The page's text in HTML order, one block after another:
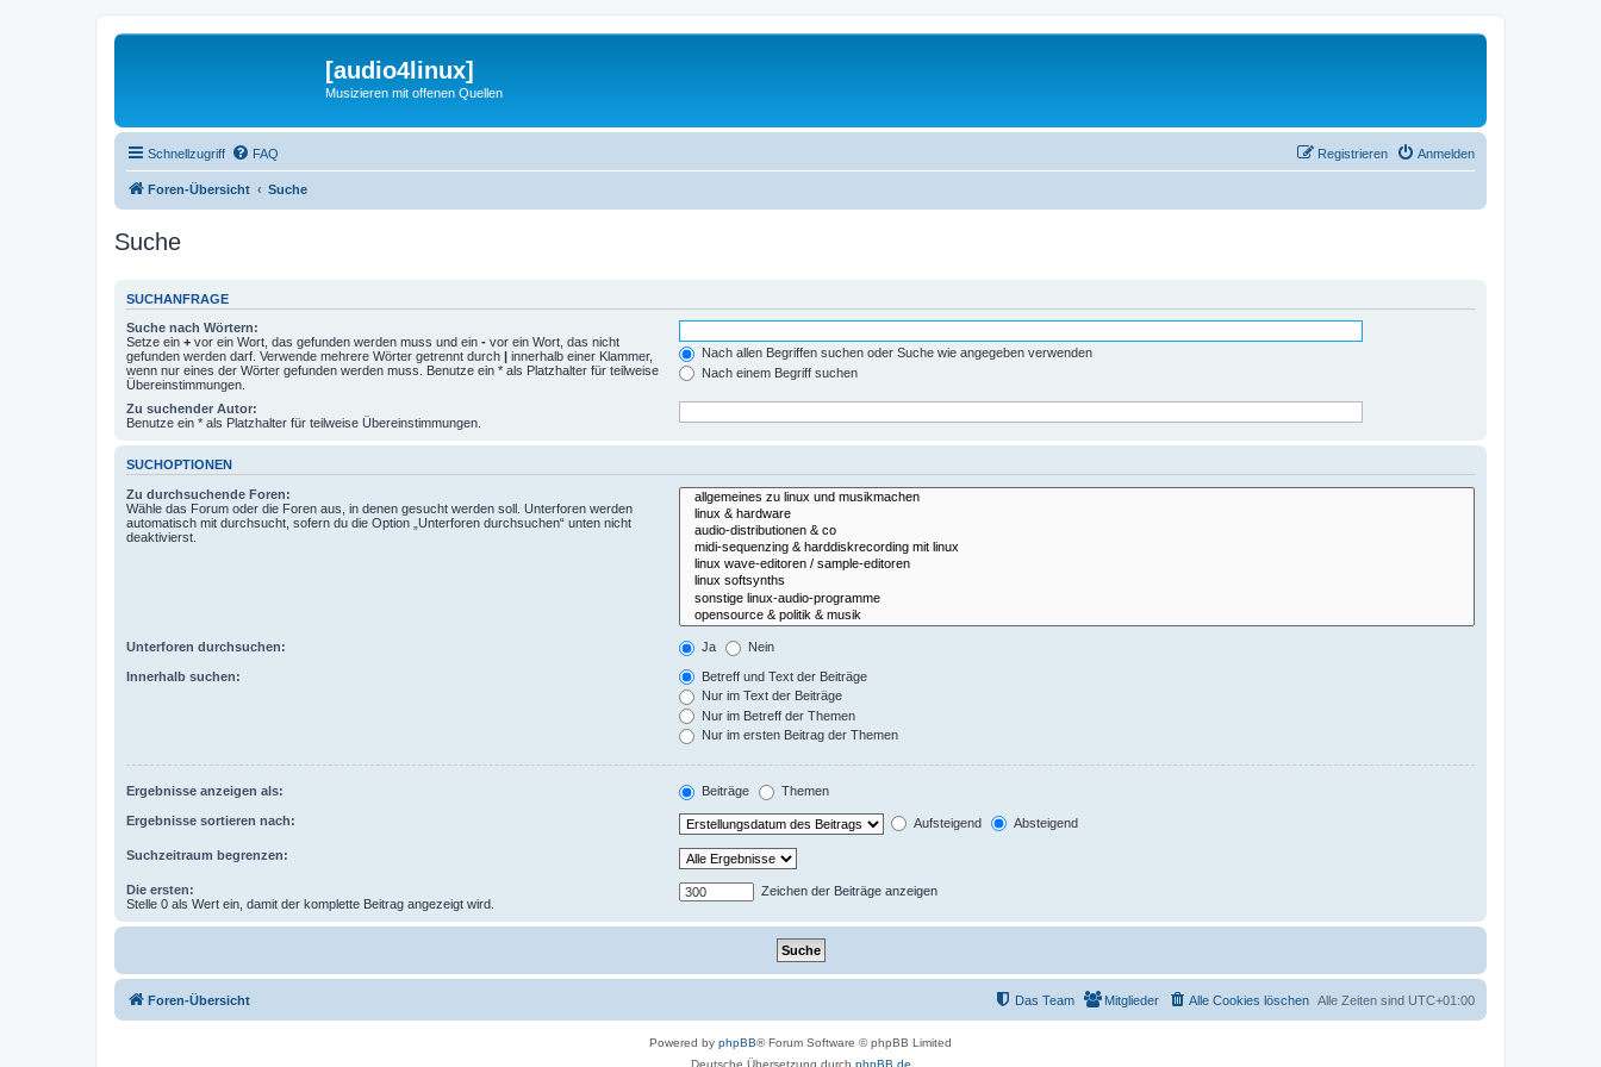
[audio4linux]
Musizieren mit offenen Quellen
Schnellzugriff FAQ Anmelden
Registrieren
Foren-Übersicht Suche
Suche
SUCHANFRAGE
Suche nach Wörtern:
Setze ein + vor ein Wort, das gefunden werden muss und ein - vor ein Wort, das nicht
gefunden werden darf. Verwende mehrere Wörter getrennt durch | innerhalb einer Klammer,
wenn nur eines der Wörter gefunden werden muss. Benutze ein * als Platzhalter für teilweise
Übereinstimmungen.
Nach allen Begriffen suchen oder Suche wie angegeben verwenden
Nach einem Begriff suchen
Zu suchender Autor:
Benutze ein * als Platzhalter für teilweise Übereinstimmungen.
SUCHOPTIONEN
Zu durchsuchende Foren:
Wähle das Forum oder die Foren aus, in denen gesucht werden soll. Unterforen werden
automatisch mit durchsucht, sofern du die Option „Unterforen durchsuchen“ unten nicht
deaktivierst.
Unterforen durchsuchen: Ja Nein
Innerhalb suchen:
Betreff und Text der Beiträge
Nur im Text der Beiträge
Nur im Betreff der Themen
Nur im ersten Beitrag der Themen
Ergebnisse anzeigen als: Beiträge Themen
Ergebnisse sortieren nach: Aufsteigend Absteigend
Suchzeitraum begrenzen:
Die ersten:
Stelle 0 als Wert ein, damit der komplette Beitrag angezeigt wird.
Zeichen der Beiträge anzeigen
Foren-Übersicht Alle Zeiten sind UTC+01:00
Alle Cookies löschen
Mitglieder
Das Team
Powered by phpBB® Forum Software © phpBB Limited
Deutsche Übersetzung durch phpBB.de